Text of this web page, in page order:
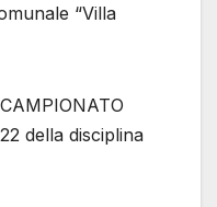
“Villa
della disciplina